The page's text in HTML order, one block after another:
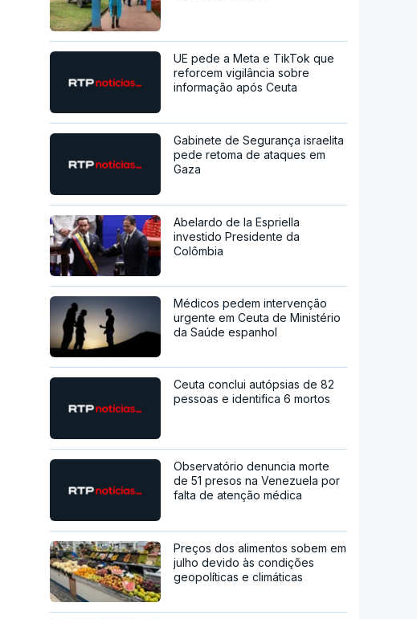
UE pede a Meta e TikTok que
reforcem vigilância sobre
informação após Ceuta
Gabinete de Segurança israelita
pede retoma de ataques em
Gaza
Abelardo de la Espriella
investido Presidente da
Colômbia
Médicos pedem intervenção
urgente em Ceuta de Ministério
da Saúde espanhol
Ceuta conclui autópsias de 82
pessoas e identifica 6 mortos
Observatório denuncia morte
de 51 presos na Venezuela por
falta de atenção médica
Preços dos alimentos sobem em
julho devido às condições
geopolíticas e climáticas